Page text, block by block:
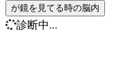
が鏡を見てる時の脳内
診断中...